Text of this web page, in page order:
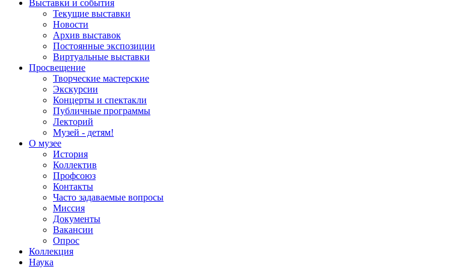
Выставки и события
Текущие выставки
Новости
Архив выставок
Постоянные экспозиции
Виртуальные выставки
Просвещение
Творческие мастерские
Экскурсии
Концерты и спектакли
Публичные программы
Лекторий
Музей - детям!
О музее
История
Коллектив
Профсоюз
Контакты
Часто задаваемые вопросы
Миссия
Документы
Вакансии
Опрос
Коллекция
Наука